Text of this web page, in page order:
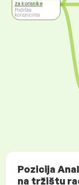
za korisnike
Podrška
korisnicima
Pozicija
na tržištu